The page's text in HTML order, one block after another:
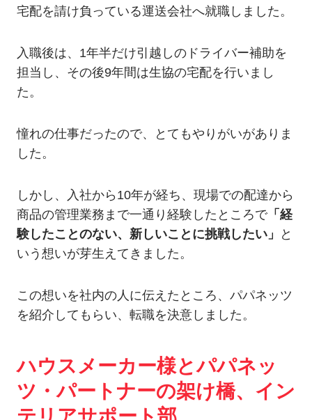
宅配を請け負っている運送会社へ就職しました。
入職後は、1年半だけ引越しのドライバー補助を
担当し、その後9年間は生協の宅配を行いまし
た。
憧れの仕事だったので、とてもやりがいがありま
した。
しかし、入社から10年が経ち、現場での配達から
商品の管理業務まで一通り経験したところで「経
験したことのない、新しいことに挑戦したい」
と
いう想いが芽生えてきました。
この想いを社内の人に伝えたところ、パパネッツ
を紹介してもらい、転職を決意しました。
ハウスメーカー様とパパネッ
ツ・パートナーの架け橋、イン